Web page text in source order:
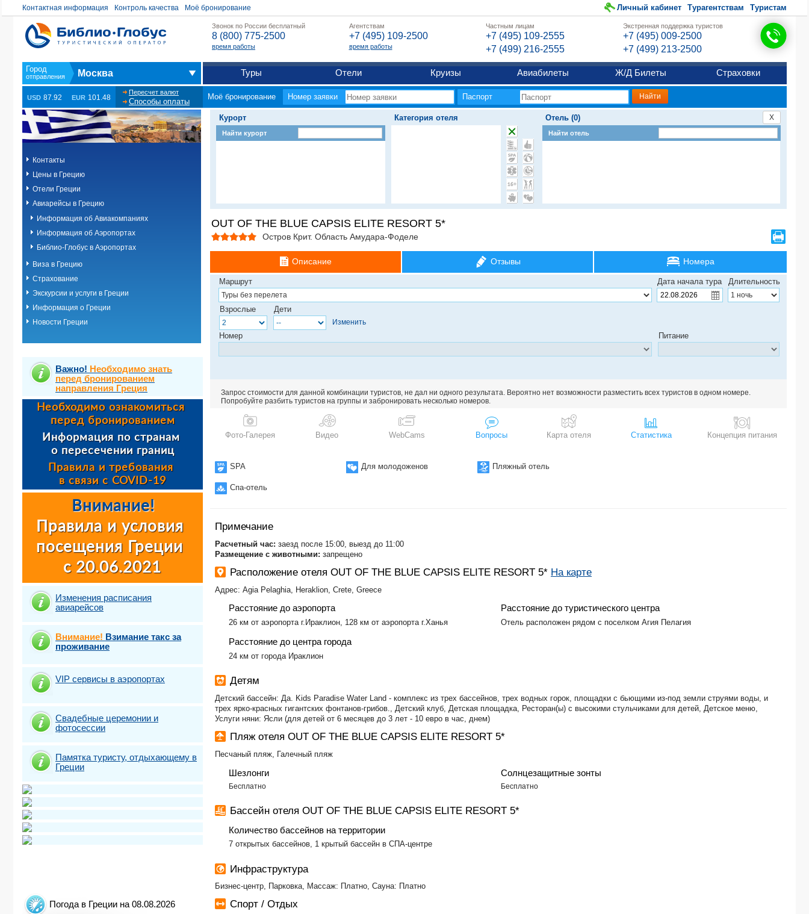
Контактная информация Контроль качества Моё бронирование Личный кабинет Турагентствам Туристам
Звонок по России бесплатный
8 (800) 775-2500
время работы
Агентствам
+7 (495) 109-2500
время работы
Частным лицам
+7 (495) 109-2555
+7 (499) 216-2555
Экстренная поддержка туристов
+7 (495) 009-2500
+7 (499) 213-2500
Москва Туры Отели Круизы Авиабилеты Ж/Д Билеты Страховки
USD 87.92 EUR 101.48
Пересчет валют
Способы оплаты
Моё бронирование Номер заявки Паспорт
Контакты
Цены в Грецию
Отели Греции
Авиарейсы в Грецию
Информация об Авиакомпаниях
Информация об Аэропортах
Библио-Глобус в Аэропортах
Виза в Грецию
Страхование
Экскурсии и услуги в Греции
Информация о Греции
Новости Греции
Важно! Необходимо знать
перед бронированием
направления Греция
Изменения расписания
авиарейсов
Внимание! Взимание такс за
проживание
VIP сервисы в аэропортах
Свадебные церемонии и
фотосесcии
Памятка туристу, отдыхающему в
Греции
Погода в Греции на 08.08.2026
X
Курорт
Найти курорт
Категория отеля Отель (0)
Найти отель
OUT OF THE BLUE CAPSIS ELITE RESORT 5*
Остров Крит. Область Амудара-Фоделе
Описание Отзывы Номера
Маршрут Дата начала тура Длительность
Изменить
Взрослые Дети
Номер Питание
Запрос стоимости для данной комбинации туристов, не дал ни одного результата. Вероятно нет возможности разместить всех туристов в одном номере.
Попробуйте разбить туристов на группы и забронировать несколько номеров.
Фото-Галерея Видео WebCams Вопросы Карта отеля Статистика Концепция питания
SPA Для молодоженов Пляжный отель
Спа-отель
Примечание
Расчетный час: заезд после 15:00, выезд до 11:00
Размещение с животными: запрещено
Расположение отеля OUT OF THE BLUE CAPSIS ELITE RESORT 5* На карте
Адрес: Agia Pelaghia, Heraklion, Crete, Greece
Расстояние до аэропорта
26 км от аэропорта г.Ираклион, 128 км от аэропорта г.Ханья
Расстояние до туристического центра
Отель расположен рядом с поселком Агия Пелагия
Расстояние до центра города
24 км от города Ираклион
Детям
Детский бассейн: Да. Kids Paradise Water Land - комплекс из трех бассейнов, трех водных горок, площадки с бьющими из-под земли струями воды, и
трех ярко-красных гигантских фонтанов-грибов., Детский клуб, Детская площадка, Ресторан(ы) с высокими стульчиками для детей, Детское меню,
Услуги няни: Ясли (для детей от 6 месяцев до 3 лет - 10 евро в час, днем)
Пляж отеля OUT OF THE BLUE CAPSIS ELITE RESORT 5*
Песчаный пляж, Галечный пляж
Шезлонги
Бесплатно
Солнцезащитные зонты
Бесплатно
Бассейн отеля OUT OF THE BLUE CAPSIS ELITE RESORT 5*
Количество бассейнов на территории
7 открытых бассейнов, 1 крытый бассейн в СПА-центре
Инфраструктура
Бизнес-центр, Парковка, Массаж: Платно, Сауна: Платно
Спорт / Отдых